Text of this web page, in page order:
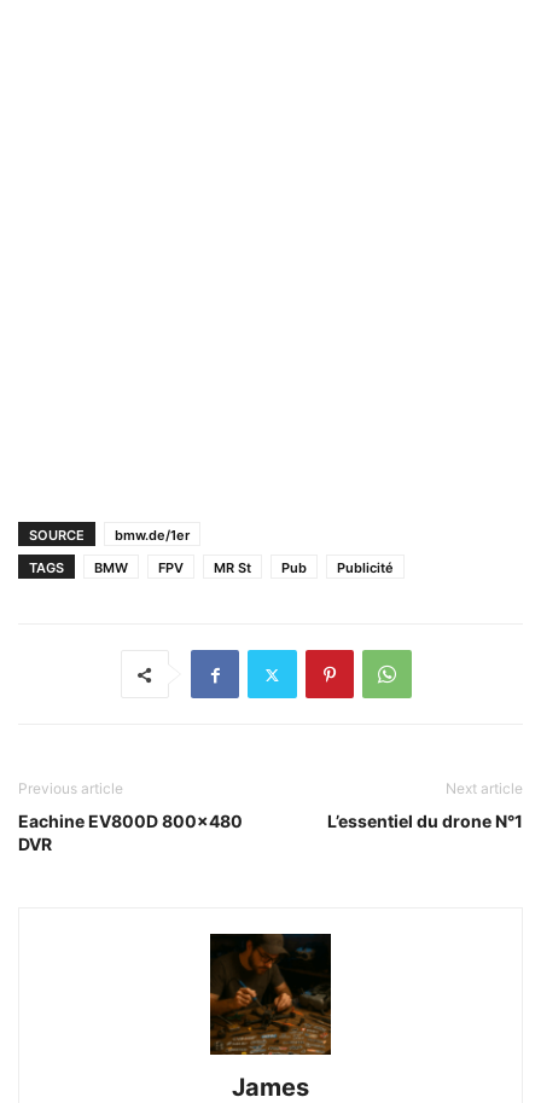
SOURCE
bmw.de/1er
TAGS
BMW FPV MR St Pub Publicité
Previous article
Eachine EV800D 800×480
DVR
Next article
L’essentiel du drone N°1
James